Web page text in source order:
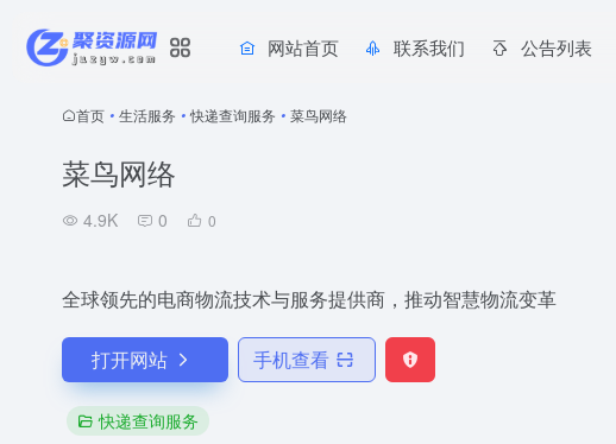
网站首页 联系我们 公告列表
首页 • 生活服务 • 快递查询服务 • 菜鸟网络
菜鸟网络
4.9K 0 0
全球领先的电商物流技术与服务提供商，推动智慧物流变革
打开网站 手机查看
快递查询服务